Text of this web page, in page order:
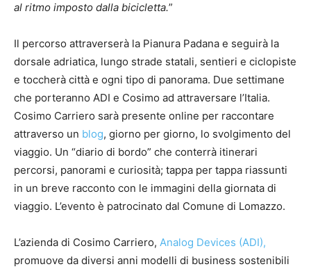
al ritmo imposto dalla bicicletta.”
Il percorso attraverserà la Pianura Padana e seguirà la
dorsale adriatica, lungo strade statali, sentieri e ciclopiste
e toccherà città e ogni tipo di panorama. Due settimane
che porteranno ADI e Cosimo ad attraversare l’Italia.
Cosimo Carriero sarà presente online per raccontare
attraverso un blog, giorno per giorno, lo svolgimento del
viaggio. Un “diario di bordo” che conterrà itinerari
percorsi, panorami e curiosità; tappa per tappa riassunti
in un breve racconto con le immagini della giornata di
viaggio. L’evento è patrocinato dal Comune di Lomazzo.
L’azienda di Cosimo Carriero, Analog Devices (ADI),
promuove da diversi anni modelli di business sostenibili